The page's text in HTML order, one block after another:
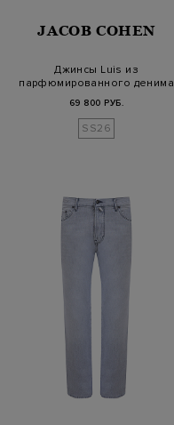
JACOB COHEN
Джинсы Luis из
парфюмированного денима
69 800 РУБ.
SS26